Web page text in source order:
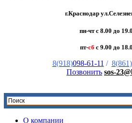
г.Краснодар
пн-чт с 8.00 до
пт-сб с 9.00 до
8(918)098-61-11 / 8(861)
Позвонить sos-
О компании